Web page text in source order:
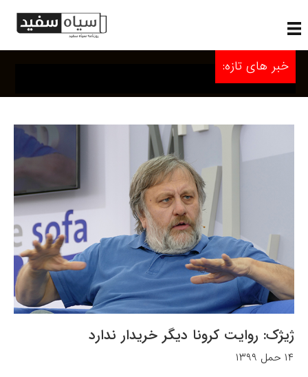
خبر های تازه:
ژیژک: روایت کرونا دیگر خریدار ندارد
۱۴ حمل ۱۳۹۹